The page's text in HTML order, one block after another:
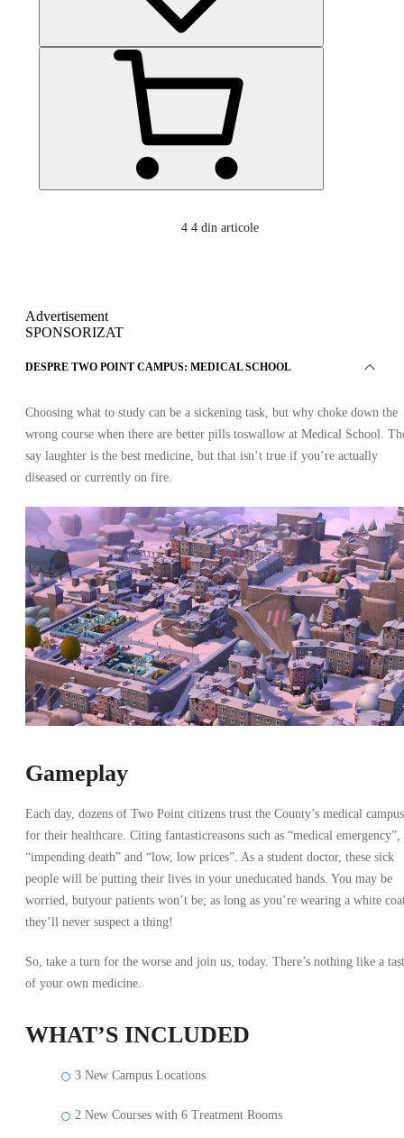
4 4 din articole
Advertisement
SPONSORIZAT
DESPRE TWO POINT CAMPUS: MEDICAL SCHOOL
Choosing what to study can be a sickening task, but why choke down the
wrong course when there are better pills toswallow at Medical School.
say laughter is the best medicine, but that isn’t true if you’re actually
diseased or currently on fire.
Gameplay
Each day, dozens of Two Point citizens trust the County’s medical
for their healthcare. Citing fantasticreasons such as “medical emergency”,
“impending death” and “low, low prices”. As a student doctor, these sick
people will be putting their lives in your uneducated hands. You may be
worried, butyour patients won’t be; as long as you’re wearing a white
they’ll never suspect a thing!
So, take a turn for the worse and join us, today. There’s nothing like a
of your own medicine.
WHAT’S INCLUDED
3 New Campus Locations
2 New Courses with 6 Treatment Rooms